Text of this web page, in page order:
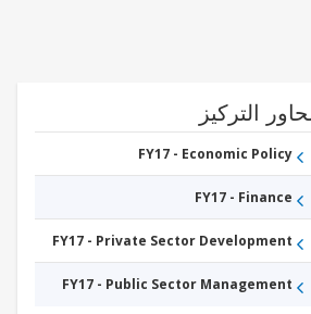
FY17 - Economic
FY17 -
FY17 - Private Sector
FY17 - Public Sector